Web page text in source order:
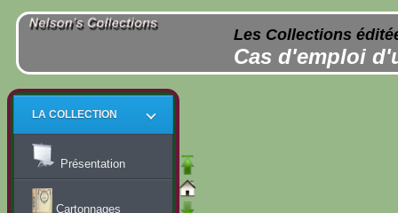
Les Collections
Cas d'emploi
LA COLLECTION
Présentation
Cartonnages